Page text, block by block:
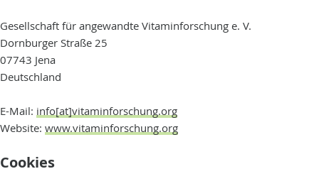
Gesellschaft für angewandte Vitaminforschung e. V.
Dornburger Straße 25
07743 Jena
Deutschland
E-Mail: info[at]vitaminforschung.org
Website: www.vitaminforschung.org
Cookies